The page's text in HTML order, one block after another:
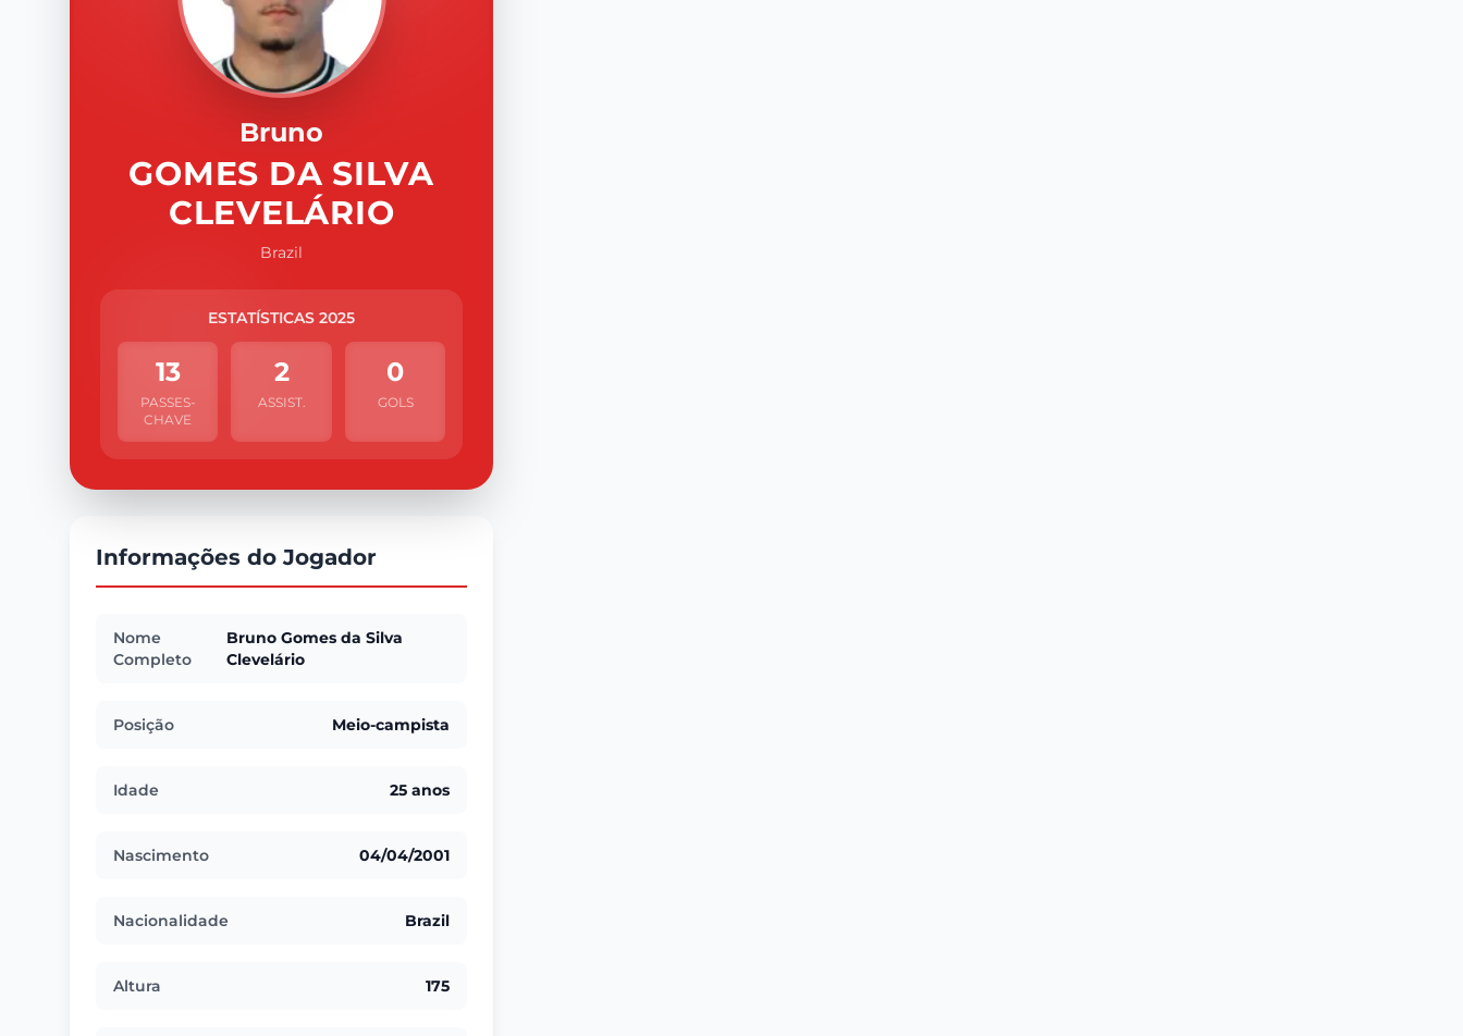
Bruno
GOMES DA SILVA
CLEVELÁRIO
Brazil
ESTATÍSTICAS 2025
13
PASSES-
CHAVE
2
ASSIST.
0
GOLS
Informações do Jogador
Nome
Completo
Bruno Gomes da Silva
Clevelário
Posição Meio-campista
Idade 25 anos
Nascimento 04/04/2001
Nacionalidade Brazil
Altura 175